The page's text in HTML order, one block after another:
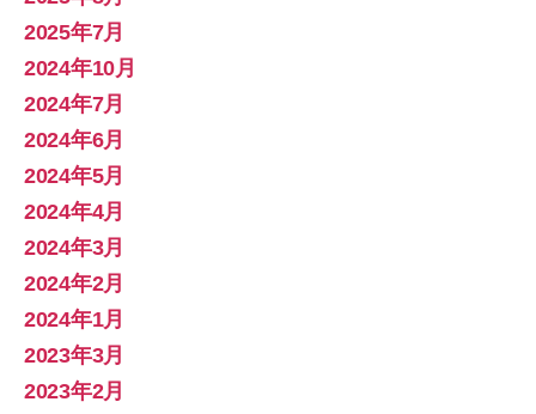
2025年7月
2024年10月
2024年7月
2024年6月
2024年5月
2024年4月
2024年3月
2024年2月
2024年1月
2023年3月
2023年2月